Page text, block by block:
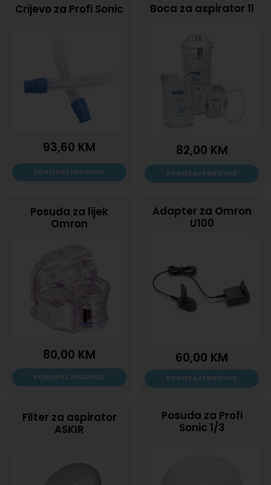
Crijevo za Profi Sonic
93,60 KM
POGLEDAJ PROIZVOD
Boca za aspirator 1l
82,00 KM
POGLEDAJ PROIZVOD
Posuda za lijek
Omron
80,00 KM
POGLEDAJ PROIZVOD
Adapter za Omron
U100
60,00 KM
POGLEDAJ PROIZVOD
Filter za aspirator
ASKIR
Posuda za Profi
Sonic 1/3